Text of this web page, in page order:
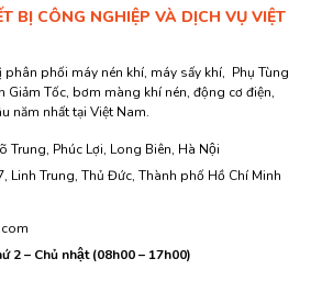
BỊ CÔNG NGHIỆP VÀ DỊCH VỤ VIỆT
phối máy nén khí, máy sấy khí, Phụ Tùng
Giảm Tốc, bơm màng khí nén, động cơ điện,
năm nhất tại Việt Nam.
Trung, Phúc Lợi, Long Biên, Hà Nội
Linh Trung, Thủ Đức, Thành phố Hồ Chí Minh
2 – Chủ nhật (08h00 – 17h00)